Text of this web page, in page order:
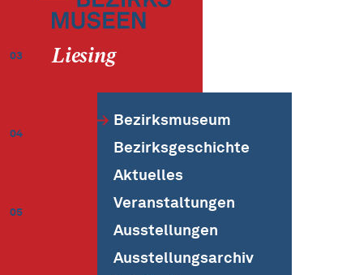
Liesing
03
04
05
Bezirksmuseum
Bezirksgeschichte
Aktuelles
Veranstaltungen
Ausstellungen
Ausstellungsarchiv